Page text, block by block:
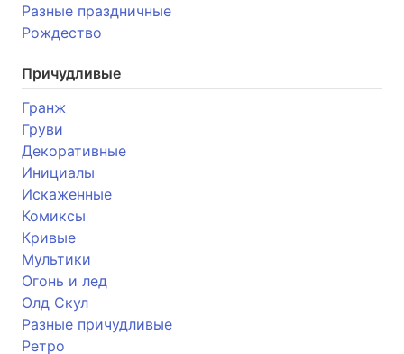
Разные праздничные
Рождество
Причудливые
Гранж
Груви
Декоративные
Инициалы
Искаженные
Комиксы
Кривые
Мультики
Огонь и лед
Олд Скул
Разные причудливые
Ретро